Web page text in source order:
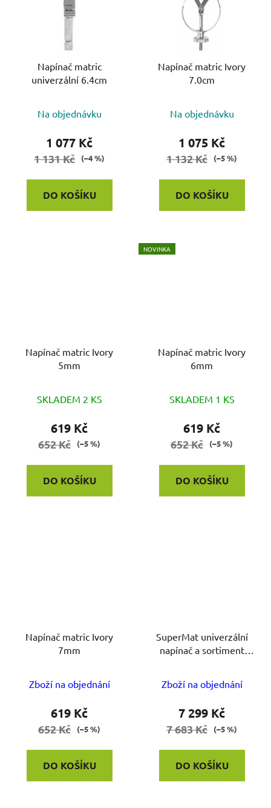
Napínač matric
univerzální 6.4cm
Na objednávku
1 077 Kč
1 131 Kč (–4 %)
DO KOŠÍKU
Napínač matric Ivory
7.0cm
Na objednávku
1 075 Kč
1 132 Kč (–5 %)
DO KOŠÍKU
Napínač matric Ivory
5mm
SKLADEM 2 KS
619 Kč
652 Kč (–5 %)
DO KOŠÍKU
NOVINKA
Napínač matric Ivory
6mm
SKLADEM 1 KS
619 Kč
652 Kč (–5 %)
DO KOŠÍKU
Napínač matric Ivory
7mm
Zboží na objednání
619 Kč
652 Kč (–5 %)
DO KOŠÍKU
SuperMat univerzální
napínač a sortiment
Zboží na objednání
7 299 Kč
7 683 Kč (–5 %)
DO KOŠÍKU